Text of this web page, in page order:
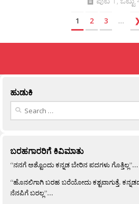
1 2 3 ...
ಹುಡುಕಿ
Search
ಬರಹಗಾರರಿಗೆ ಕಿವಿಮಾತು
“ನನಗೆ ಅಶ್ಟೊಂದು ಕನ್ನಡ ಬೇರಿನ ಪದಗಳು ಗೊತ್ತಿಲ್ಲ”…
“ಹೊನಲಿಗಾಗಿ ಬರಹ ಬರೆಯೋದು ಕಶ್ಟವಾಗುತ್ತೆ.
ನೆನಪಿಗೆ ಬರಲ್ಲ”…